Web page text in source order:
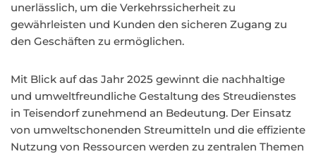
unerlässlich, um die Verkehrssicherheit zu
gewährleisten und Kunden den sicheren Zugang zu
den Geschäften zu ermöglichen.
Mit Blick auf das Jahr 2025 gewinnt die nachhaltige
und umweltfreundliche Gestaltung des Streudienstes
in Teisendorf zunehmend an Bedeutung. Der Einsatz
von umweltschonenden Streumitteln und die effiziente
Nutzung von Ressourcen werden zu zentralen Themen